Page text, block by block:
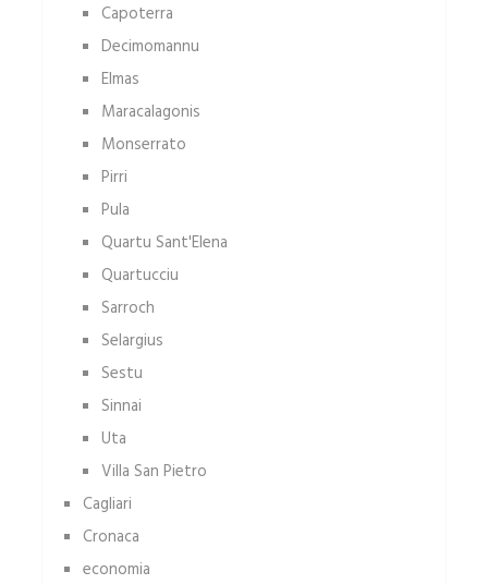
Capoterra
Decimomannu
Elmas
Maracalagonis
Monserrato
Pirri
Pula
Quartu Sant'Elena
Quartucciu
Sarroch
Selargius
Sestu
Sinnai
Uta
Villa San Pietro
Cagliari
Cronaca
economia